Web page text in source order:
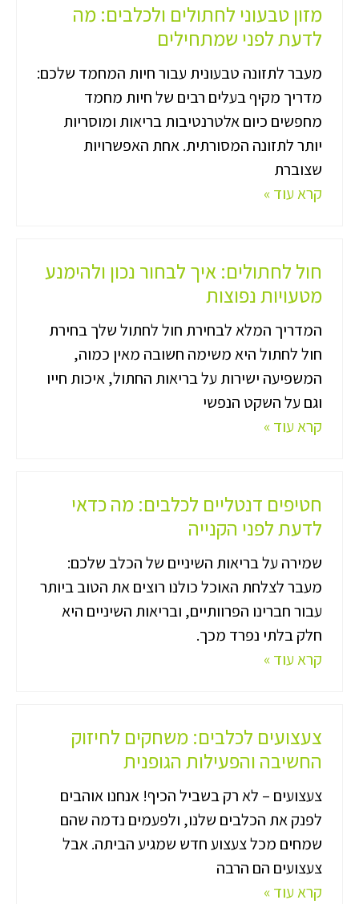
מזון טבעוני לחתולים ולכלבים: מה
לדעת לפני שמתחילים
מעבר לתזונה טבעונית עבור חיות המחמד שלכם:
מדריך מקיף בעלים רבים של חיות מחמד
מחפשים כיום אלטרנטיבות בריאות ומוסריות
יותר לתזונה המסורתית. אחת האפשרויות
שצוברת
קרא עוד »
חול לחתולים: איך לבחור נכון ולהימנע
מטעויות נפוצות
המדריך המלא לבחירת חול לחתול שלך בחירת
חול לחתול היא משימה חשובה מאין כמוה,
המשפיעה ישירות על בריאות החתול, איכות חייו
וגם על השקט הנפשי
קרא עוד »
חטיפים דנטליים לכלבים: מה כדאי
לדעת לפני הקנייה
שמירה על בריאות השיניים של הכלב שלכם:
מעבר לצלחת האוכל כולנו רוצים את הטוב ביותר
עבור חברינו הפרוותיים, ובריאות השיניים היא
חלק בלתי נפרד מכך.
קרא עוד »
צעצועים לכלבים: משחקים לחיזוק
החשיבה והפעילות הגופנית
צעצועים – לא רק בשביל הכיף! אנחנו אוהבים
לפנק את הכלבים שלנו, ולפעמים נדמה שהם
שמחים מכל צעצוע חדש שמגיע הביתה. אבל
צעצועים הם הרבה
קרא עוד »